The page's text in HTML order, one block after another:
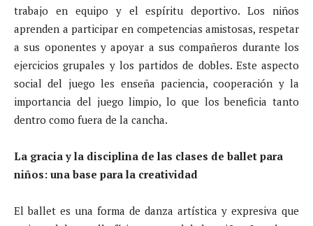
trabajo en equipo y el espíritu deportivo. Los niños
aprenden a participar en competencias amistosas, respetar
a sus oponentes y apoyar a sus compañeros durante los
ejercicios grupales y los partidos de dobles. Este aspecto
social del juego les enseña paciencia, cooperación y la
importancia del juego limpio, lo que los beneficia tanto
dentro como fuera de la cancha.
La gracia y la disciplina de las clases de ballet para
niños: una base para la creatividad
El ballet es una forma de danza artística y expresiva que